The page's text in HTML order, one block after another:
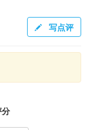
，建议学生自觉完
试做好准备。有学
得不错成绩，但建
对考试条件和给分
写点评